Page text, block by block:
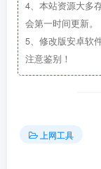
4、本站资源大多
会第一时间更新。
5、修改版安卓软
注意鉴别！
上网工具